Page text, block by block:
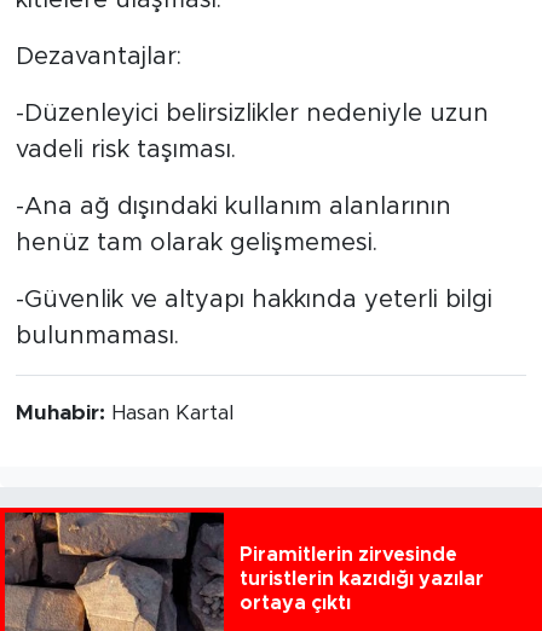
Dezavantajlar:
-Düzenleyici belirsizlikler nedeniyle uzun
vadeli risk taşıması.
-Ana ağ dışındaki kullanım alanlarının
henüz tam olarak gelişmemesi.
-Güvenlik ve altyapı hakkında yeterli bilgi
bulunmaması.
Muhabir: Hasan Kartal
Piramitlerin zirvesinde
turistlerin kazıdığı yazılar
ortaya çıktı